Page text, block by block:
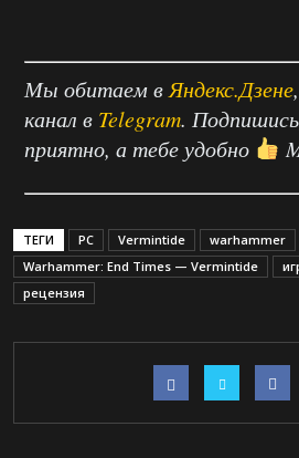
Мы обитаем в Яндекс.Дзене
канал в Telegram.
приятно, а тебе удобно
ТЕГИ PC Vermintide
warhammer
Warhammer: End Times — Vermintide
рецензия